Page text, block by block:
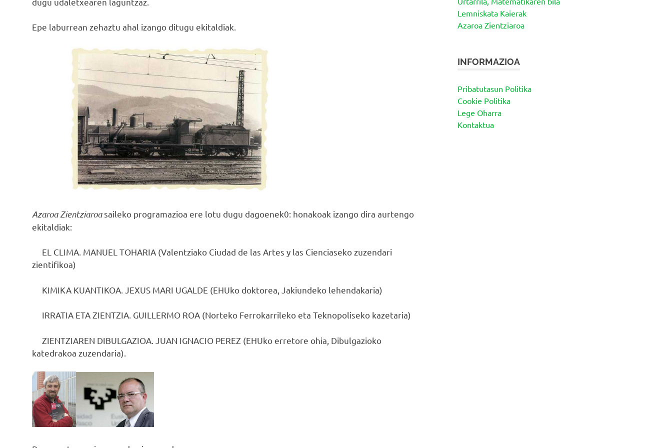
Epe laburrean zehaztu ahal izango ditugu ekitaldiak.
Azaroa Zientziaroasaileko programazioa ere lotu dugu dagoenek0: honakoak izango dira aurtengo
ekitaldiak:
EL CLIMA. MANUEL TOHARIA (Valentziako Ciudad de las Artes y las Cienciaseko zuzendari
zientifikoa)
KIMIKA KUANTIKOA. JEXUS MARI UGALDE (EHUko doktorea, Jakiundeko lehendakaria)
IRRATIA ETA ZIENTZIA. GUILLERMO ROA (Norteko Ferrokarrileko eta Teknopoliseko kazetaria)
ZIENTZIAREN DIBULGAZIOA. JUAN IGNACIO PEREZ (EHUko erretore ohia, Dibulgazioko
katedrakoa zuzendaria).
Lemniskata Kaierak
Azaroa Zientziaroa
INFORMAZIOA
Pribatutasun Politika
Cookie Politika
Lege Oharra
Kontaktua